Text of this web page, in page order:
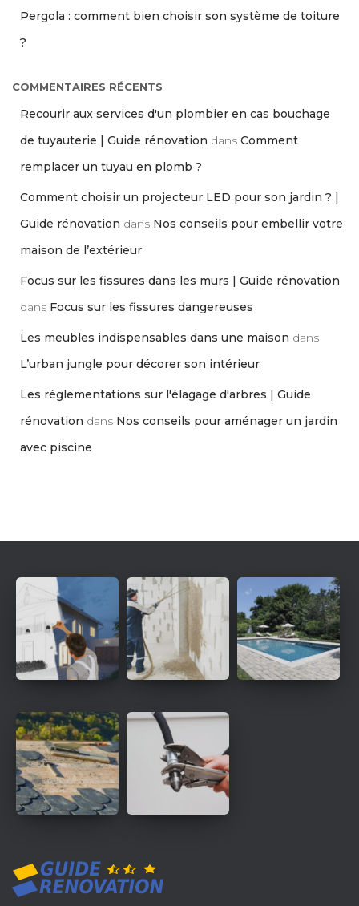
Pergola : comment bien choisir son système de toiture
?
COMMENTAIRES RÉCENTS
Recourir aux services d'un plombier en cas bouchage
de tuyauterie | Guide rénovation dans Comment
remplacer un tuyau en plomb ?
Comment choisir un projecteur LED pour son jardin ? |
Guide rénovation dans Nos conseils pour embellir votre
maison de l’extérieur
Focus sur les fissures dans les murs | Guide rénovation
dans Focus sur les fissures dangereuses
Les meubles indispensables dans une maison dans
L’urban jungle pour décorer son intérieur
Les réglementations sur l'élagage d'arbres | Guide
rénovation dans Nos conseils pour aménager un jardin
avec piscine